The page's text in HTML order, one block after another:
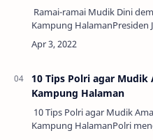
Ramai-ramai Mudik Dini
Kampung HalamanPresiden
(Jokowi) mengimbau
lebih awal, atau sebelum
10 Tips Polri agar Mudik
Kampung Halaman
10 Tips Polri agar Mudik
Kampung HalamanPolri